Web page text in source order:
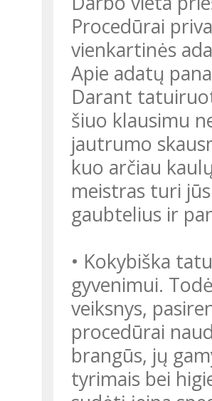
Procedūrai
vienkartinės
Apie adatų
Darant
šiuo klausimu
jautrumo
kuo arčiau
meistras turi
gaubtelius ir
• Kokybiška
gyvenimui.
veiksnys,
procedūrai
brangūs, jų
tyrimais bei